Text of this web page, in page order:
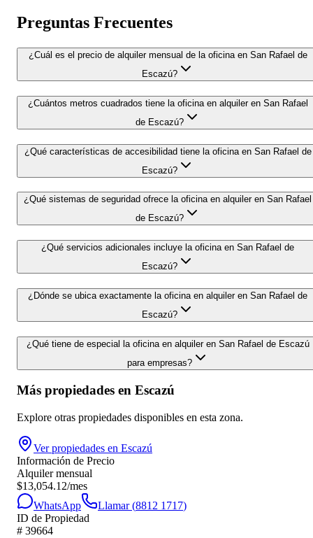
Preguntas Frecuentes
¿Cuál es el precio de alquiler mensual de la oficina en San Rafael de
Escazú?
¿Cuántos metros cuadrados tiene la oficina en alquiler en San Rafael
de Escazú?
¿Qué características de accesibilidad tiene la oficina en San Rafael de
Escazú?
¿Qué sistemas de seguridad ofrece la oficina en alquiler en San Rafael
de Escazú?
¿Qué servicios adicionales incluye la oficina en San Rafael de
Escazú?
¿Dónde se ubica exactamente la oficina en alquiler en San Rafael de
Escazú?
¿Qué tiene de especial la oficina en alquiler en San Rafael de Escazú
para empresas?
Más propiedades en Escazú
Explore otras propiedades disponibles en esta zona.
Ver propiedades en Escazú
Información de Precio
Alquiler mensual
$13,054.12/mes
WhatsApp
Llamar (8812 1717)
ID de Propiedad
# 39664